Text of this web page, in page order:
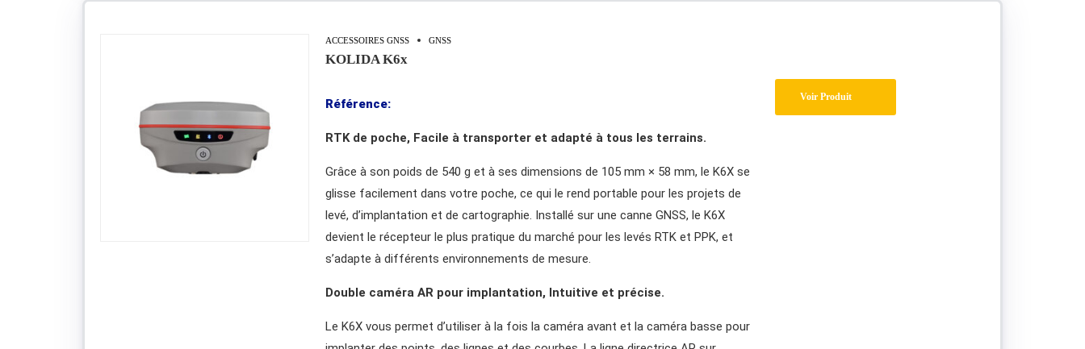
ACCESSOIRES GNSS GNSS
KOLIDA K6x
Référence:
RTK de poche, Facile à transporter et adapté à tous les terrains.
Grâce à son poids de 540 g et à ses dimensions de 105 mm × 58 mm, le K6X se
glisse facilement dans votre poche, ce qui le rend portable pour les projets de
levé, d’implantation et de cartographie. Installé sur une canne GNSS, le K6X
devient le récepteur le plus pratique du marché pour les levés RTK et PPK, et
s’adapte à différents environnements de mesure.
Double caméra AR pour implantation, Intuitive et précise.
Le K6X vous permet d’utiliser à la fois la caméra avant et la caméra basse pour
Voir Produit